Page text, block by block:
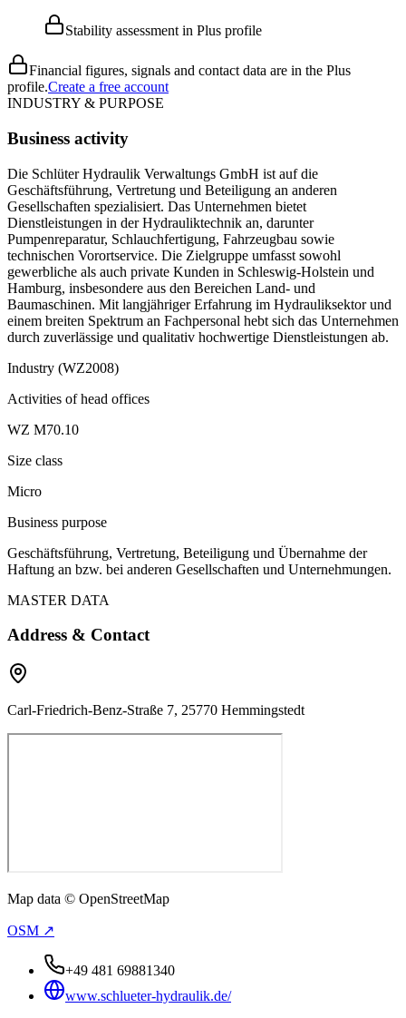
Stability assessment in Plus profile
Financial figures, signals and contact data are in the Plus
profile.Create a free account
INDUSTRY & PURPOSE
Business activity
Die Schlüter Hydraulik Verwaltungs GmbH ist auf die
Geschäftsführung, Vertretung und Beteiligung an anderen
Gesellschaften spezialisiert. Das Unternehmen bietet
Dienstleistungen in der Hydrauliktechnik an, darunter
Pumpenreparatur, Schlauchfertigung, Fahrzeugbau sowie
technischen Vorortservice. Die Zielgruppe umfasst sowohl
gewerbliche als auch private Kunden in Schleswig-Holstein und
Hamburg, insbesondere aus den Bereichen Land- und
Baumaschinen. Mit langjähriger Erfahrung im Hydrauliksektor und
einem breiten Spektrum an Fachpersonal hebt sich das Unternehmen
durch zuverlässige und qualitativ hochwertige Dienstleistungen ab.
Industry (WZ2008)
Activities of head offices
WZ M70.10
Size class
Micro
Business purpose
Geschäftsführung, Vertretung, Beteiligung und Übernahme der
Haftung an bzw. bei anderen Gesellschaften und Unternehmungen.
MASTER DATA
Address & Contact
Carl-Friedrich-Benz-Straße 7, 25770 Hemmingstedt
Map data © OpenStreetMap
OSM ↗
+49 481 69881340
www.schlueter-hydraulik.de/